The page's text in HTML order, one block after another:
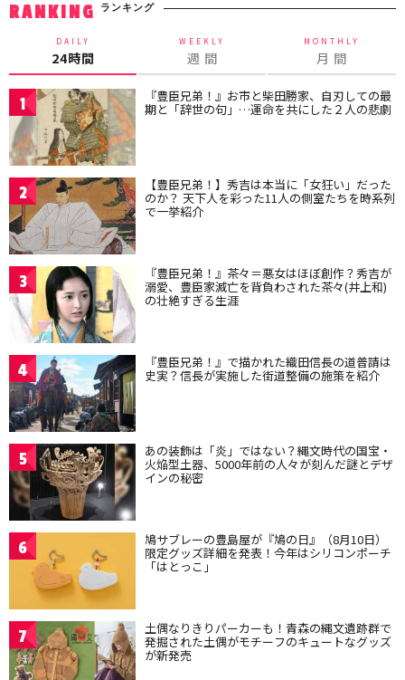
RANKING ランキング
DAILY
24時間
WEEKLY
週 間
MONTHLY
月 間
1 『豊臣兄弟！』お市と柴田勝家、自刃しての最
期と「辞世の句」…運命を共にした２人の悲劇
2 【豊臣兄弟！】秀吉は本当に「女狂い」だった
のか？ 天下人を彩った11人の側室たちを時系列
で一挙紹介
3 『豊臣兄弟！』茶々＝悪女はほぼ創作？秀吉が
溺愛、豊臣家滅亡を背負わされた茶々(井上和)
の壮絶すぎる生涯
4 『豊臣兄弟！』で描かれた織田信長の道普請は
史実？信長が実施した街道整備の施策を紹介
5 あの装飾は「炎」ではない？縄文時代の国宝・
火焔型土器、5000年前の人々が刻んだ謎とデザ
インの秘密
6 鳩サブレーの豊島屋が『鳩の日』（8月10日）
限定グッズ詳細を発表！今年はシリコンポーチ
「はとっこ」
7 土偶なりきりパーカーも！青森の縄文遺跡群で
発掘された土偶がモチーフのキュートなグッズ
が新発売